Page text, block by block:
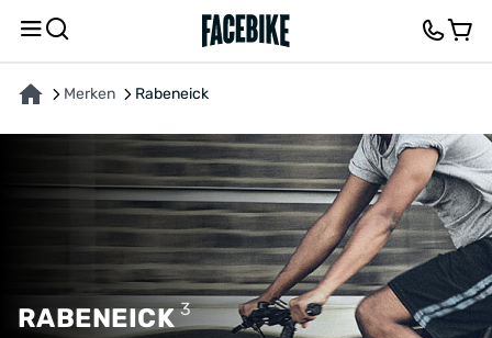
Merken Rabeneick
RABENEICK3